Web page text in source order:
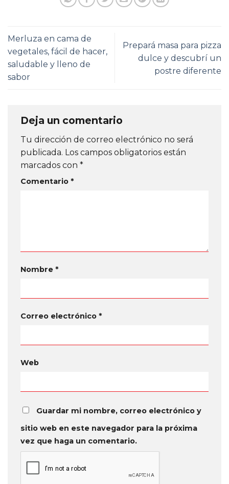
Merluza en cama de
vegetales, fácil de hacer,
saludable y lleno de
sabor
Prepará masa para pizza
dulce y descubrí un
postre diferente
Deja un comentario
Tu dirección de correo electrónico no será
publicada. Los campos obligatorios están
marcados con *
Comentario *
Nombre *
Correo electrónico *
Web
Guardar mi nombre, correo electrónico y
sitio web en este navegador para la próxima
vez que haga un comentario.